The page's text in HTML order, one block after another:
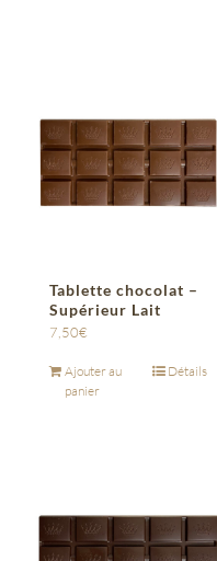
Tablette chocolat –
Supérieur Lait
7,50€
Ajouter au
panier
Détails